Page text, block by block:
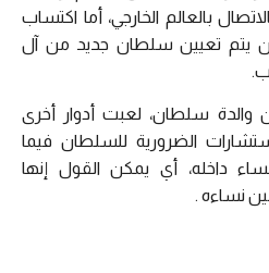
بالعالم الخارجي، أما اكتساب
يتم تعيين سلطان جديد من آل
والدة سلطان، لعبت أدوار أخرى
الضرورية للسلطان فيما
داخله، أي يمكن القول إنها
نساءه .